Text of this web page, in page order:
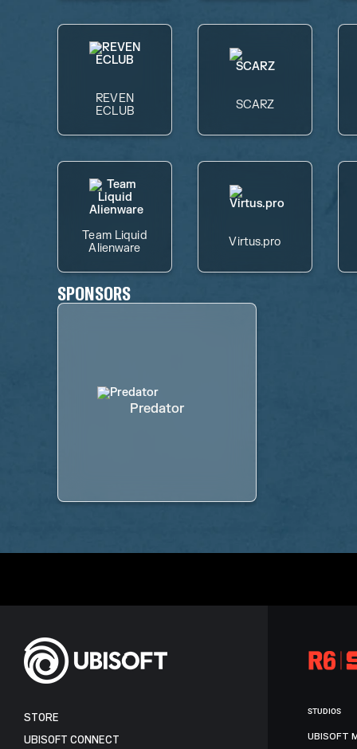
REVEN
ECLUB
SCARZ
Team Liquid
Alienware
Virtus.pro
SPONSORS
Predator
STORE
UBISOFT CONNECT
STUDIOS
UBISOFT